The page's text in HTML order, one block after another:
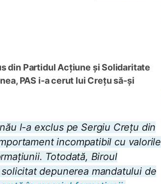
din Partidul Acțiune și Solidaritate
PAS i-a cerut lui Crețu să-și
l-a exclus pe Sergiu Crețu din
incompatibil cu valorile
Totodată, Biroul
depunerea mandatului de